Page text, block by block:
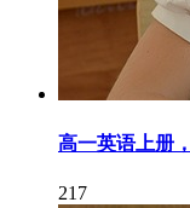
高一英语上册
217